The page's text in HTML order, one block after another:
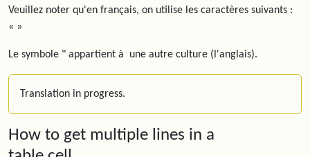
Veuillez noter qu'en français, on utilise les caractères suivants :
« »
Le symbole " appartient à une autre culture (l'anglais).
Translation in progress.
How to get multiple lines in a